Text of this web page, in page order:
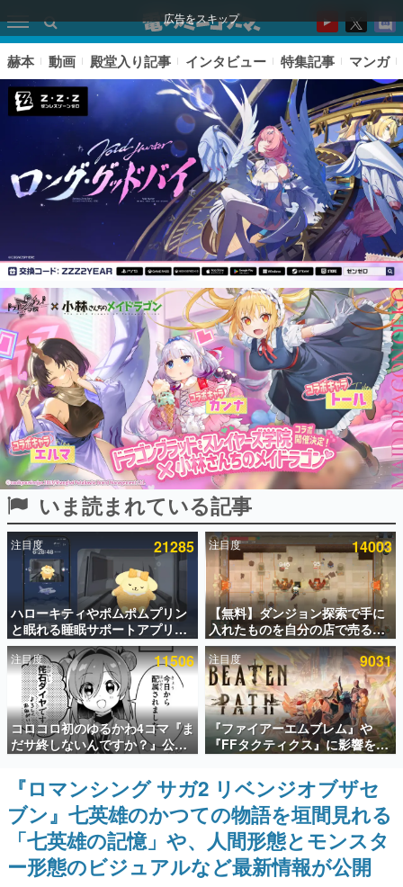
広告をスキップ
ピックアップ
電ファミのいま読まれている記事ランキング
アプリセール情報
インタビュー
連載・特集一覧
殿堂入り記事
SNS拡散数が数千以上！ ページビュー数万以上！ などな
ど。多くの人々に読まれた、電ファミ渾身の“殿堂入り”記
事をまとめました。
ゲームの企画書
名作ゲームクリエイターの方々に製作時のエピソードをお
聞きし、ヒットする企画（ゲーム）とは何か？を探ってい
きます。
赫本
この物語を解いてはいけない。『赫本』は、〈試験問題〉
の形をした短編ホラー小説集です。
新世代に訊く
これからのデジタルゲーム市場を担う若きクリエイター達
の姿を追い、彼らのルーツと情熱を探っていきます。
ゲーム世代の作家たち
ゲームに多大な影響を受けた作家さんに取材し、ゲームが
日本のコンテンツ産業やカルチャーに与えた影響を探る企
画です。
日本モバイルゲーム産業史
日本のモバイルゲーム史における主要なトピック・タイト
赫本 動画 殿堂入り記事 インタビュー 特集記事 マンガ
いま読まれている記事
注目度 21285
ハローキティやポムポムプリン
と眠れる睡眠サポートアプリ
『ゆめたび』が配信中。キャラ
ごとのASMRや目覚ましアラー
ムも搭載
注目度 14003
【無料】ダンジョン探索で手に
入れたものを自分の店で売るゲ
ーム『Moonlighter』がSteam
にて無料配布中！続編
『Moonlighter 2』の9月2日正
式リリースを記念したキャンペ
ーン
注目度 11506
コロコロ初のゆるかわ4コマ『ま
だサ終しないんですか？』公開
スタート。主人公は新入社員の
侘石ダイヤ、ゲーム会社を舞台
にトラブルへ対応する社員たち
を描く
注目度 9031
『ファイアーエムブレム』や
『FFタクティクス』に影響を受
けた新作戦略RPG『Beaten
Path』2027年に発売へ。
PC（Steam）、PS5、Xbox、
Switch向けにリリース予定
『ロマンシング サガ2 リベンジオブザセ
ブン』七英雄のかつての物語を垣間見れる
「七英雄の記憶」や、人間形態とモンスタ
ー形態のビジュアルなど最新情報が公開